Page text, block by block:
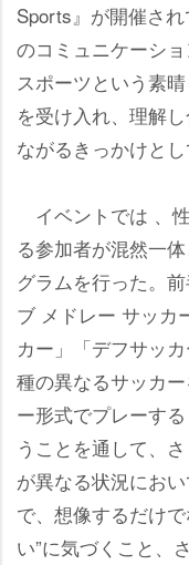
Sports』が開催さ
のコミュニケーシ
スポーツという素
を受け入れ、理解
ながるきっかけと
イベントでは 、
る参加者が混然一
グラムを行った。
ブ メドレー サッカ
カー」「デフサッ
種の異なるサッカ
ー形式でプレーす
うことを通して、
が異なる状況にお
で、想像するだけ
い”に気づくこと、